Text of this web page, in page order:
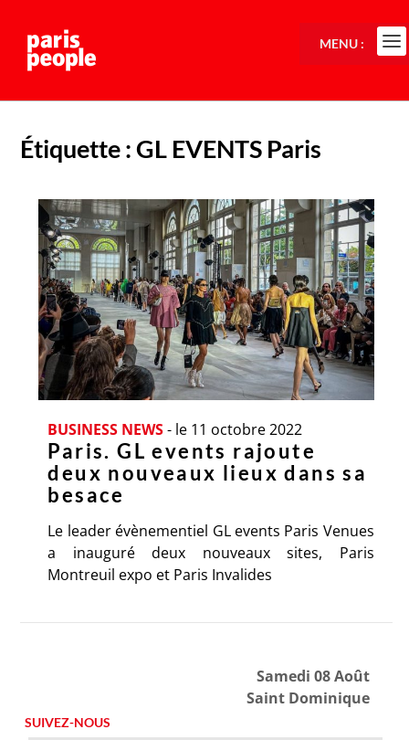
Étiquette :GL EVENTS Paris
BUSINESS NEWS- le 11 octobre 2022
Paris. GL events rajoute
deux nouveaux lieux dans sa
besace
Le leader évènementiel GL events Paris Venues
a inauguré deux nouveaux sites, Paris
Montreuil expo et Paris Invalides
Samedi 08 Août
Saint Dominique
SUIVEZ-NOUS
MENU :